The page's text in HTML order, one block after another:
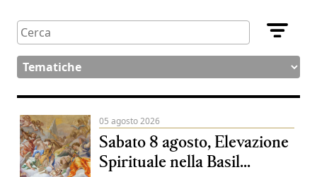
05 agosto 2026
Sabato 8 agosto, Elevazione
Spirituale nella Basil...